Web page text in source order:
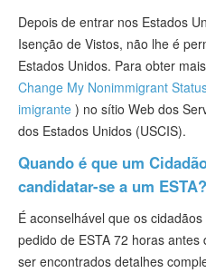
Depois de entrar nos Estados
Isenção de Vistos, não lhe é
Estados Unidos. Para obter
Change My Nonimmigrant
imigrante ) no sítio Web dos
dos Estados Unidos (USCIS).
Quando é que um
candidatar-se a um ESTA?
É aconselhável que os
pedido de ESTA 72 horas
ser encontrados detalhes